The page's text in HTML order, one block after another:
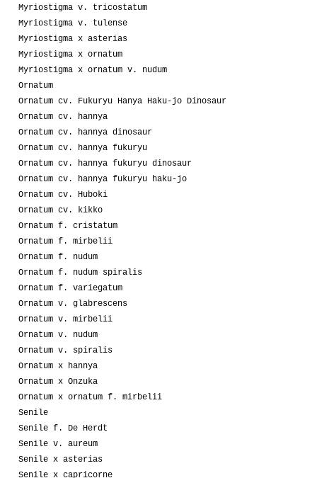
Myriostigma v. tricostatum
Myriostigma v. tulense
Myriostigma x asterias
Myriostigma x ornatum
Myriostigma x ornatum v. nudum
Ornatum
Ornatum cv. Fukuryu Hanya Haku-jo Dinosaur
Ornatum cv. hannya
Ornatum cv. hannya dinosaur
Ornatum cv. hannya fukuryu
Ornatum cv. hannya fukuryu dinosaur
Ornatum cv. hannya fukuryu haku-jo
Ornatum cv. Huboki
Ornatum cv. kikko
Ornatum f. cristatum
Ornatum f. mirbelii
Ornatum f. nudum
Ornatum f. nudum spiralis
Ornatum f. variegatum
Ornatum v. glabrescens
Ornatum v. mirbelii
Ornatum v. nudum
Ornatum v. spiralis
Ornatum x hannya
Ornatum x Onzuka
Ornatum x ornatum f. mirbelii
Senile
Senile f. De Herdt
Senile v. aureum
Senile x asterias
Senile x capricorne